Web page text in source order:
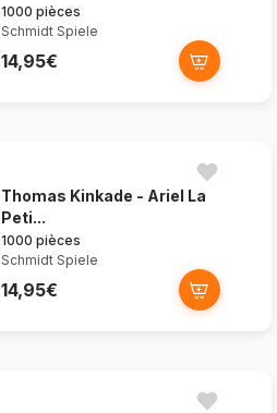
1000 pièces
Schmidt Spiele
14,95€
Thomas Kinkade - Ariel La
Peti...
1000 pièces
Schmidt Spiele
14,95€